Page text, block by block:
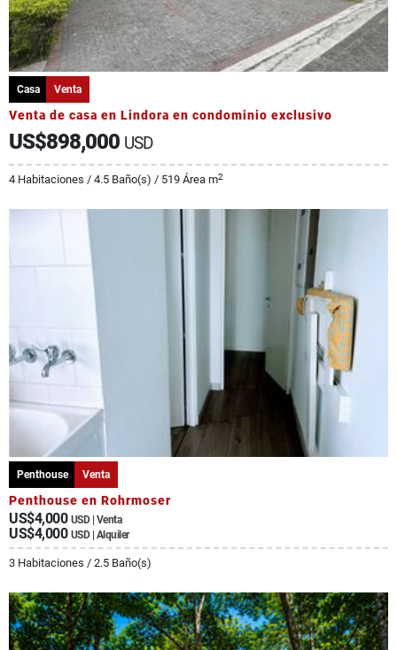
Casa Venta
Venta de casa en Lindora en condominio exclusivo
US$898,000 USD
4 Habitaciones / 4.5 Baño(s) / 519 Área m2
Penthouse Venta
Penthouse en Rohrmoser
US$4,000 USD | Venta
US$4,000 USD | Alquiler
3 Habitaciones / 2.5 Baño(s)